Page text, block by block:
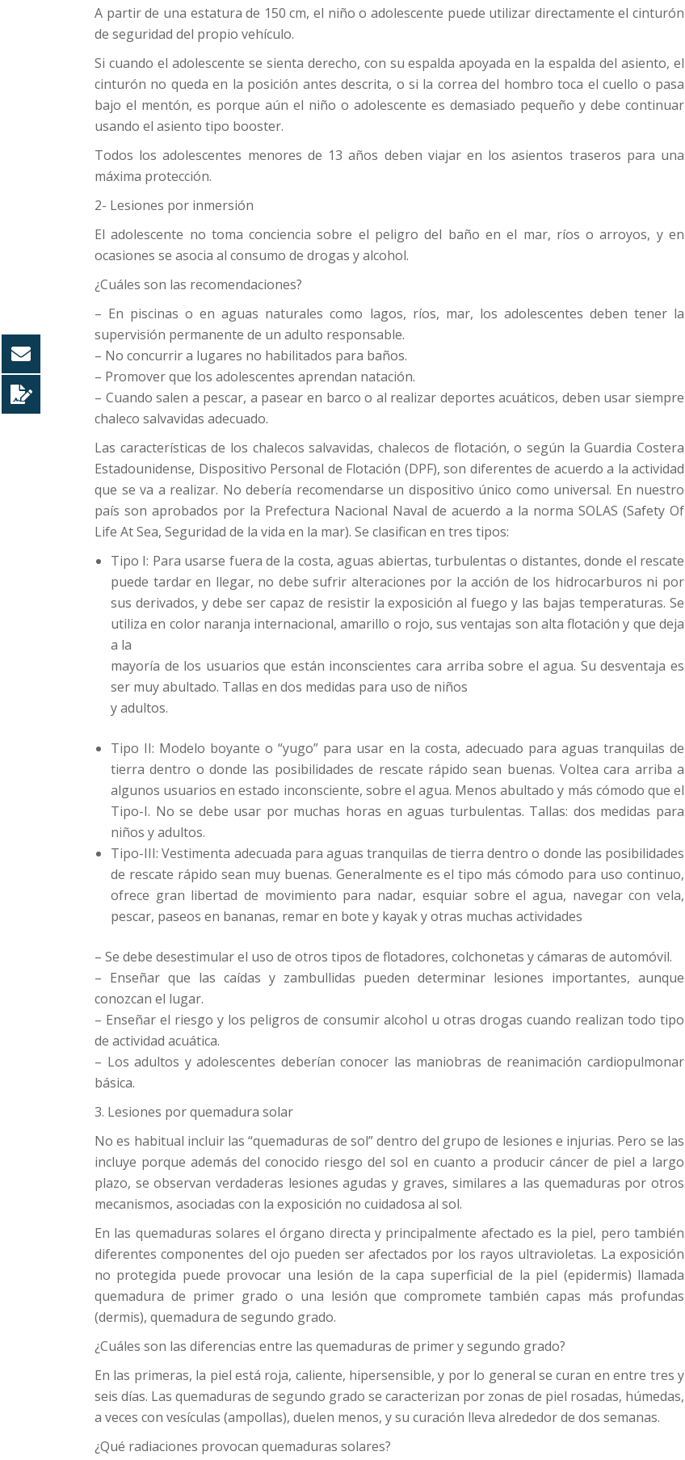
A partir de una estatura de 150 cm, el niño o adolescente puede utilizar directamente el cinturón
de seguridad del propio vehículo.
Si cuando el adolescente se sienta derecho, con su espalda apoyada en la espalda del asiento, el
cinturón no queda en la posición antes descrita, o si la correa del hombro toca el cuello o pasa
bajo el mentón, es porque aún el niño o adolescente es demasiado pequeño y debe continuar
usando el asiento tipo booster.
Todos los adolescentes menores de 13 años deben viajar en los asientos traseros para una
máxima protección.
2- Lesiones por inmersión
El adolescente no toma conciencia sobre el peligro del baño en el mar, ríos o arroyos, y en
ocasiones se asocia al consumo de drogas y alcohol.
¿Cuáles son las recomendaciones?
– En piscinas o en aguas naturales como lagos, ríos, mar, los adolescentes deben tener la
supervisión permanente de un adulto responsable.
– No concurrir a lugares no habilitados para baños.
– Promover que los adolescentes aprendan natación.
– Cuando salen a pescar, a pasear en barco o al realizar deportes acuáticos, deben usar siempre
chaleco salvavidas adecuado.
Las características de los chalecos salvavidas, chalecos de flotación, o según la Guardia Costera
Estadounidense, Dispositivo Personal de Flotación (DPF), son diferentes de acuerdo a la actividad
que se va a realizar. No debería recomendarse un dispositivo único como universal. En nuestro
país son aprobados por la Prefectura Nacional Naval de acuerdo a la norma SOLAS (Safety Of
Life At Sea, Seguridad de la vida en la mar). Se clasifican en tres tipos:
Tipo I: Para usarse fuera de la costa, aguas abiertas, turbulentas o distantes, donde el rescate
puede tardar en llegar, no debe sufrir alteraciones por la acción de los hidrocarburos ni por
sus derivados, y debe ser capaz de resistir la exposición al fuego y las bajas temperaturas. Se
utiliza en color naranja internacional, amarillo o rojo, sus ventajas son alta flotación y que deja
a la
mayoría de los usuarios que están inconscientes cara arriba sobre el agua. Su desventaja es
ser muy abultado. Tallas en dos medidas para uso de niños
y adultos.
Tipo II: Modelo boyante o “yugo” para usar en la costa, adecuado para aguas tranquilas de
tierra dentro o donde las posibilidades de rescate rápido sean buenas. Voltea cara arriba a
algunos usuarios en estado inconsciente, sobre el agua. Menos abultado y más cómodo que el
Tipo-I. No se debe usar por muchas horas en aguas turbulentas. Tallas: dos medidas para
niños y adultos.
Tipo-III: Vestimenta adecuada para aguas tranquilas de tierra dentro o donde las posibilidades
de rescate rápido sean muy buenas. Generalmente es el tipo más cómodo para uso continuo,
ofrece gran libertad de movimiento para nadar, esquiar sobre el agua, navegar con vela,
pescar, paseos en bananas, remar en bote y kayak y otras muchas actividades
– Se debe desestimular el uso de otros tipos de flotadores, colchonetas y cámaras de automóvil.
– Enseñar que las caídas y zambullidas pueden determinar lesiones importantes, aunque
conozcan el lugar.
– Enseñar el riesgo y los peligros de consumir alcohol u otras drogas cuando realizan todo tipo
de actividad acuática.
– Los adultos y adolescentes deberían conocer las maniobras de reanimación cardiopulmonar
básica.
3. Lesiones por quemadura solar
No es habitual incluir las “quemaduras de sol” dentro del grupo de lesiones e injurias. Pero se las
incluye porque además del conocido riesgo del sol en cuanto a producir cáncer de piel a largo
plazo, se observan verdaderas lesiones agudas y graves, similares a las quemaduras por otros
mecanismos, asociadas con la exposición no cuidadosa al sol.
En las quemaduras solares el órgano directa y principalmente afectado es la piel, pero también
diferentes componentes del ojo pueden ser afectados por los rayos ultravioletas. La exposición
no protegida puede provocar una lesión de la capa superficial de la piel (epidermis) llamada
quemadura de primer grado o una lesión que compromete también capas más profundas
(dermis), quemadura de segundo grado.
¿Cuáles son las diferencias entre las quemaduras de primer y segundo grado?
En las primeras, la piel está roja, caliente, hipersensible, y por lo general se curan en entre tres y
seis días. Las quemaduras de segundo grado se caracterizan por zonas de piel rosadas, húmedas,
a veces con vesículas (ampollas), duelen menos, y su curación lleva alrededor de dos semanas.
¿Qué radiaciones provocan quemaduras solares?